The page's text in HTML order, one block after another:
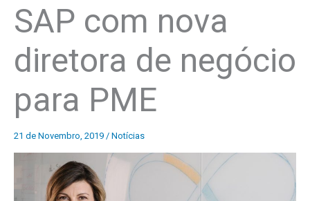
SAP com nova
diretora de negócio
para PME
21 de Novembro, 2019 / Notícias